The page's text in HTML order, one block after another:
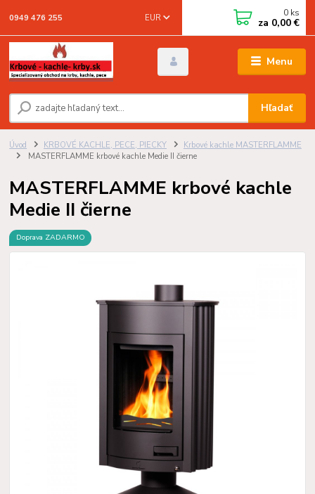
Menu
EUR
Hľadať
0949 476 255 0 ks
za 0,00 €
Úvod KRBOVÉ KACHLE, PECE, PIECKY
Krbové kachle MASTERFLAMME
MASTERFLAMME krbové kachle Medie II čierne
MASTERFLAMME krbové kachle
Medie II čierne
Doprava ZADARMO